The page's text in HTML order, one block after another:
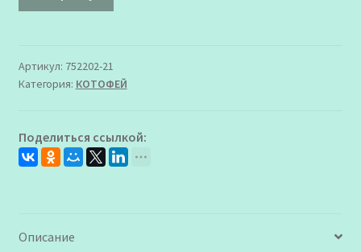
Ботинки
Котофей
Артикул: 752202-21
Категория: КОТОФЕЙ
Поделиться ссылкой:
Описание